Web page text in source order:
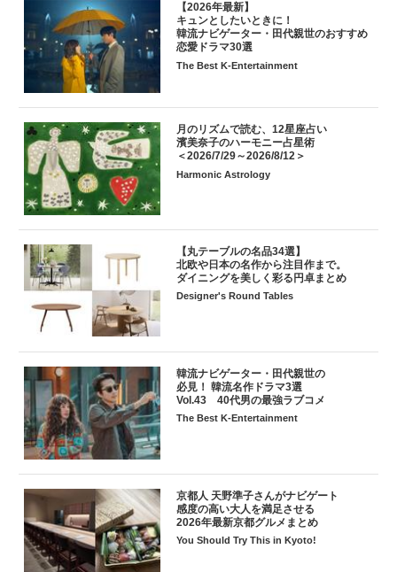
【2026年最新】
キュンとしたいときに！
韓流ナビゲーター・田代親世のおすすめ
恋愛ドラマ30選
The Best K-Entertainment
月のリズムで読む、12星座占い
濱美奈子のハーモニー占星術
＜2026/7/29～2026/8/12＞
Harmonic Astrology
【丸テーブルの名品34選】
北欧や日本の名作から注目作まで。
ダイニングを美しく彩る円卓まとめ
Designer's Round Tables
韓流ナビゲーター・田代親世の
必見！ 韓流名作ドラマ3選
Vol.43 40代男の最強ラブコメ
The Best K-Entertainment
京都人 天野準子さんがナビゲート
感度の高い大人を満足させる
2026年最新京都グルメまとめ
You Should Try This in Kyoto!